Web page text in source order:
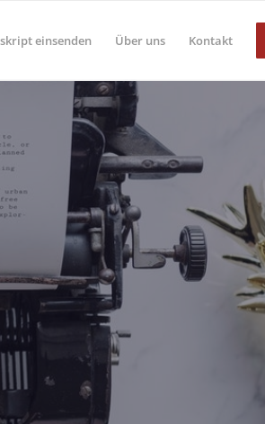
einsenden Über uns Kontakt